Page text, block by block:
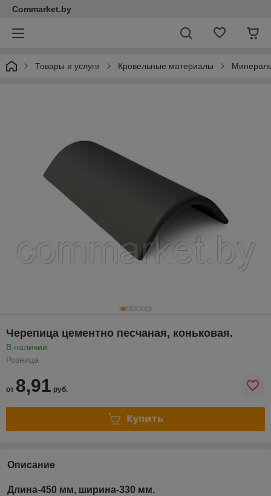
Commarket.by
Товары и услуги Кровельные материалы
Черепица цементно песчаная, коньковая.
В наличии
Розница
от 8,91 руб.
Купить
Описание
Длина-450 мм, ширина-330 мм.